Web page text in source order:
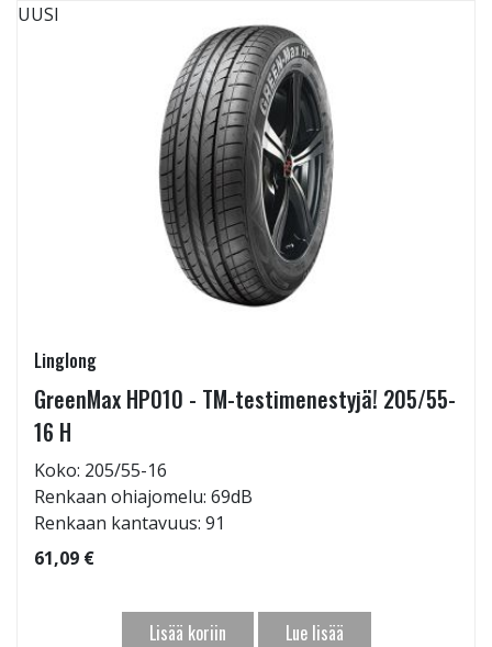
UUSI
Linglong
GreenMax HP010 - TM-testimenestyjä! 205/55-
16 H
Koko: 205/55-16
Renkaan ohiajomelu: 69dB
Renkaan kantavuus: 91
61,09 €
Lisää koriin Lue lisää